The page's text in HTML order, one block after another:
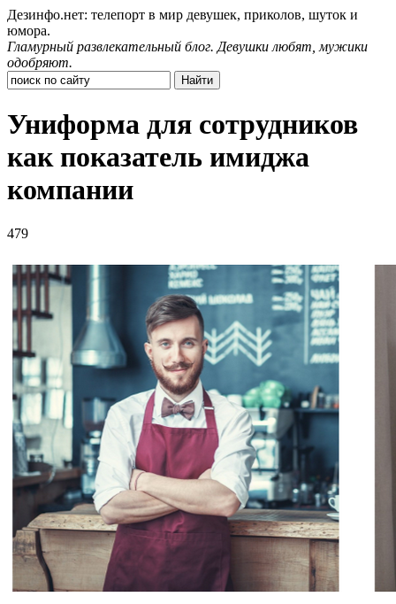
Дезинфо.нет: телепорт в мир девушек, приколов, шуток и
юмора.
Гламурный развлекательный блог. Девушки любят, мужики
одобряют.
Униформа для сотрудников
как показатель имиджа
компании
479